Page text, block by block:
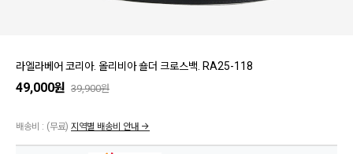
라엘라베어 코리아. 올리비아 숄더 크로스백. RA25-118
49,000원 39,900원
배송비 : (무료) 지역별 배송비 안내 →